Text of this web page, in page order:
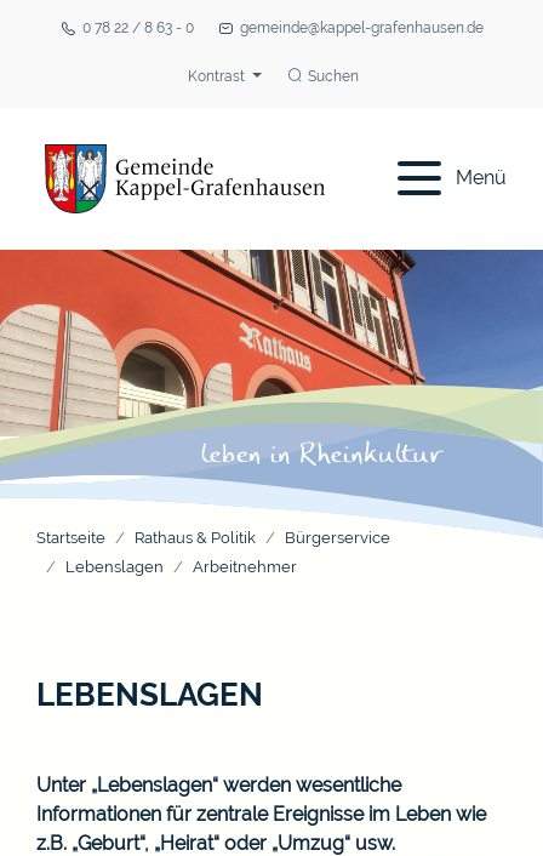
0 78 22 / 8 63 - 0 gemeinde@kappel-grafenhausen.de
Kontrast Suchen
Menü
Startseite Rathaus & Politik
Bürgerservice
Lebenslagen
Arbeitnehmer
LEBENSLAGEN
Unter „Lebenslagen“ werden wesentliche
Informationen für zentrale Ereignisse im Leben wie
z.B. „Geburt“, „Heirat“ oder „Umzug“ usw.